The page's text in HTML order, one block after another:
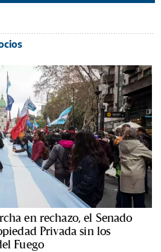
en rechazo, el Senado
Privada sin los
Fuego